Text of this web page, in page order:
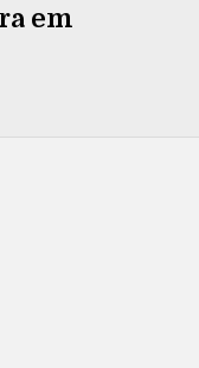
em